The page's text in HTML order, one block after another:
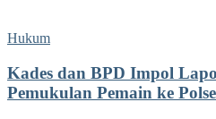
Hukum
Kades dan BPD Impol
Pemukulan Pemain ke